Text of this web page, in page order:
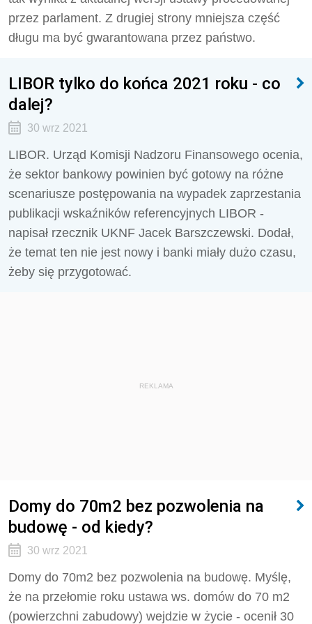
przez parlament. Z drugiej strony mniejsza część
długu ma być gwarantowana przez państwo.
LIBOR tylko do końca 2021 roku - co
dalej?
30 wrz 2021
LIBOR. Urząd Komisji Nadzoru Finansowego ocenia,
że sektor bankowy powinien być gotowy na różne
scenariusze postępowania na wypadek zaprzestania
publikacji wskaźników referencyjnych LIBOR -
napisał rzecznik UKNF Jacek Barszczewski. Dodał,
że temat ten nie jest nowy i banki miały dużo czasu,
żeby się przygotować.
REKLAMA
Domy do 70m2 bez pozwolenia na
budowę - od kiedy?
30 wrz 2021
Domy do 70m2 bez pozwolenia na budowę. Myślę,
że na przełomie roku ustawa ws. domów do 70 m2
(powierzchni zabudowy) wejdzie w życie - ocenił 30